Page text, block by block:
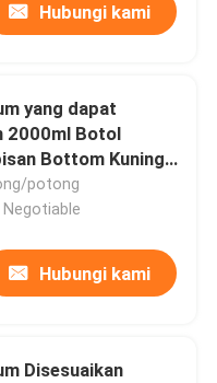
Hubungi kami
yang dapat
2000ml Botol
Bottom Kuning
Media Storage
potong
Negotiable
Hubungi kami
Disesuaikan